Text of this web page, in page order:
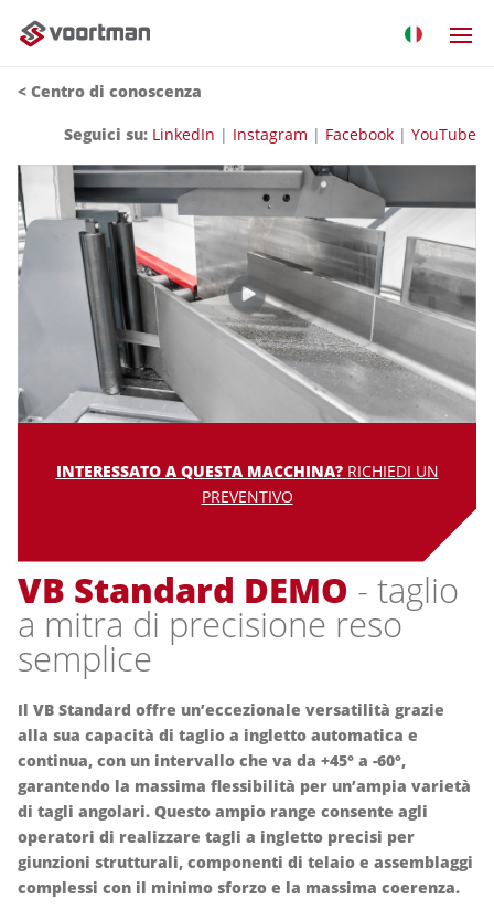
< Centro di conoscenza
Seguici su: LinkedIn | Instagram | Facebook | YouTube
INTERESSATO A QUESTA MACCHINA? RICHIEDI UN
PREVENTIVO
VB Standard DEMO - taglio
a mitra di precisione reso
semplice
Il VB Standard offre un’eccezionale versatilità grazie
alla sua capacità di taglio a ingletto automatica e
continua, con un intervallo che va da +45° a -60°,
garantendo la massima flessibilità per un’ampia varietà
di tagli angolari. Questo ampio range consente agli
operatori di realizzare tagli a ingletto precisi per
giunzioni strutturali, componenti di telaio e assemblaggi
complessi con il minimo sforzo e la massima coerenza.